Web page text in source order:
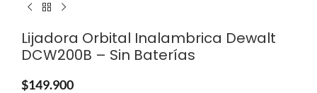
Lijadora Orbital Inalambrica Dewalt
DCW200B – Sin Baterías
$149.900